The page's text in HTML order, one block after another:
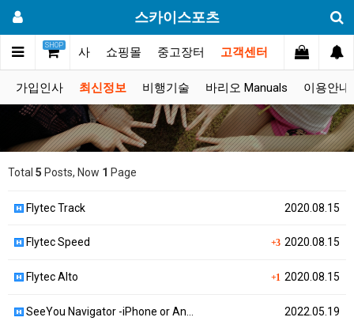
스카이스포츠
SHOP
리 대회.행사 쇼핑몰 중고장터 고객센터
가입인사 최신정보 비행기술 바리오 Manuals 이용안내
Total 5 Posts, Now 1 Page
2020.08.15
Flytec Track
+32020.08.15
Flytec Speed
+1 2020.08.15
Flytec Alto
2022.05.19
SeeYou Navigator -iPhone or An…